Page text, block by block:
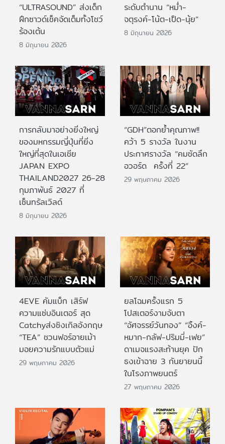
“ULTRASOUND” ส่งเด็ก
ฝึกซาวด์เช็คจัดเต็มทั้งโชว์
ร้องเต้น
8 มิถุนายน 2026
ระดับตำนาน “หม่ำ-
จตุรงค์-โน้ต-เป็ด-นุ้ย”
8 มิถุนายน 2026
การกลับมาอย่างยิ่งใหญ่
ของมหกรรมญี่ปุ่นที่ยิ่ง
ใหญ่ที่สุดในเอเชีย
JAPAN EXPO
THAILAND2027 26-28
กุมภาพันธ์ 2027 ที่
เซ็นทรัลเวิลด์
8 มิถุนายน 2026
“GDH”ตอกย้ำคุณภาพ!!
คว้า 5 รางวัล ในงาน
ประกาศรางวัล “คมชัดลึก
อวอร์ด ครั้งที่ 22”
29 พฤษภาคม 2026
4EVE คัมแบ็ก เสิร์ฟ
ความแซ่บอินเตอร์ สุด
Catchyส่งซิงเกิลอังกฤษ
“TEA” ชวนฟอร์อายเม้า
มอยความรักแบบตัวแม่
29 พฤษภาคม 2026
ยลโฉมครั้งแรก 5
โปสเตอร์งามจับตา
“อัศจรรย์วันทอง” “อิ้งค์-
หมาก-กลัฟ-ปริมมี่-เฟย”
ดาเมจแรงสะท้านยุค ปัก
ธงเข้าฉาย 3 กันยายนนี้
ในโรงภาพยนตร์
27 พฤษภาคม 2026